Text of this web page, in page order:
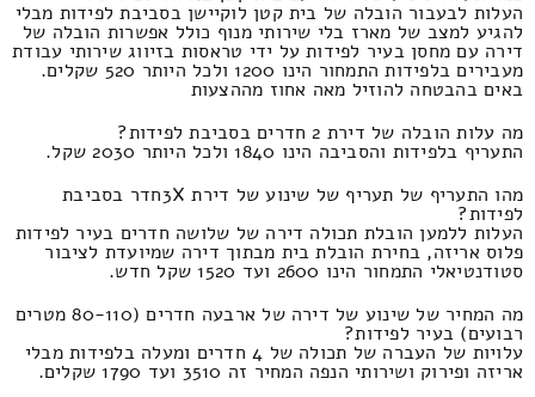
העלות לבעבור הובלה של בית קטן לוקיישן בסביבת לפידות מבלי
להגיע למצב של מארז בלי שירותי מנוף כולל אפשרות הובלה של
דירה עם מחסן בעיר לפידות על ידי טראסות בזיווג שירותי עבודת
מעבירים בלפידות התמחור הינו 1200 ולכל היותר 520 שקלים.
באים בהבטחה להוזיל מאה אחוז מההצעות
מה עלות הובלה של דירת 2 חדרים בסביבת לפידות?
התעריף בלפידות והסביבה הינו 1840 ולכל היותר 2030 שקל.
מהו התעריף של תעריף של שינוע של דירת 3Xחדר בסביבת
לפידות?
העלות ללמען הובלת תכולה דירה של שלושה חדרים בעיר לפידות
פלוס אריזה, בחירת הובלת בית מבתוך דירה שמיועדת לציבור
סטודנטיאלי התמחור הינו 2600 ועד 1520 שקל חדש.
מה המחיר של שינוע של דירה של ארבעה חדרים (80-110 מטרים
רבועים) בעיר לפידות?
עלויות של העברה של תכולה של 4 חדרים ומעלה בלפידות מבלי
אריזה ופירוק ושירותי הנפה המחיר זה 3510 ועד 1790 שקלים.